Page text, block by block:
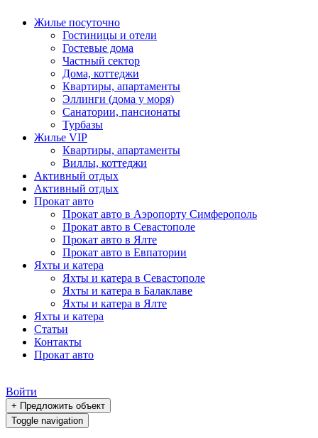
Жилье посуточно
Гостиницы и отели
Гостевые дома
Частный сектор
Дома, коттеджи
Квартиры, апартаменты
Эллинги (дома у моря)
Санатории, пансионаты
Турбазы
Жилье VIP
Квартиры, апартаменты
Виллы, коттеджи
Активный отдых
Активный отдых
Прокат авто
Прокат авто в Аэропорту Симферополь
Прокат авто в Севастополе
Прокат авто в Ялте
Прокат авто в Евпатории
Яхты и катера
Яхты и катера в Севастополе
Яхты и катера в Балаклаве
Яхты и катера в Ялте
Яхты и катера
Статьи
Контакты
Прокат авто
Войти
+ Предложить объект
Toggle navigation